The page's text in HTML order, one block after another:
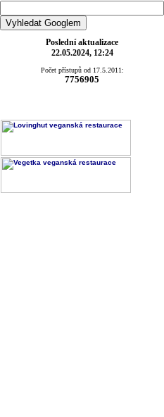
Poslední aktualizace
22.05.2024, 12:24
Počet přístupů od 17.5.2011:
7756905